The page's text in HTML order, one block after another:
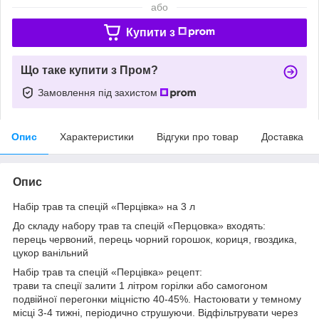
або
Купити з
Що таке купити з Пром?
Замовлення під захистом
Опис Характеристики Відгуки про товар Доставка
Опис
Набір трав та спецій «Перцівка» на 3 л
До складу набору трав та спецій «Перцовка» входять:
перець червоний, перець чорний горошок, кориця, гвоздика,
цукор ванільний
Набір трав та спецій «Перцівка» рецепт:
трави та спеції залити 1 літром горілки або самогоном
подвійної перегонки міцністю 40-45%. Настоювати у темному
місці 3-4 тижні, періодично струшуючи. Відфільтрувати через